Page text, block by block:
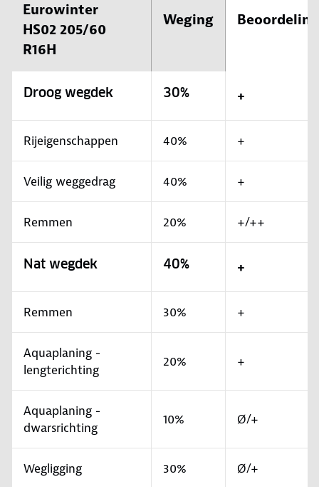
Eurowinter
HS02 205/60
R16H
Weging Beoordeling
Droog wegdek 30% +
Rijeigenschappen 40% +
Veilig weggedrag 40% +
Remmen 20% +/++
Nat wegdek 40% +
Remmen 30% +
Aquaplaning -
lengterichting
20% +
Aquaplaning -
dwarsrichting
10% Ø/+
Wegligging 30% Ø/+